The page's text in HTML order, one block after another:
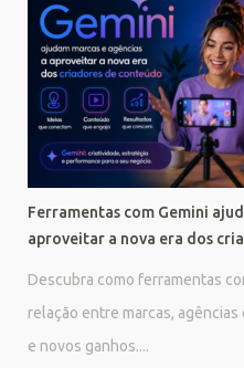
Ferramentas com Gemini
aproveitar a nova era dos
Descubra como ferramentas
relação entre marcas,
e novos ganhos....